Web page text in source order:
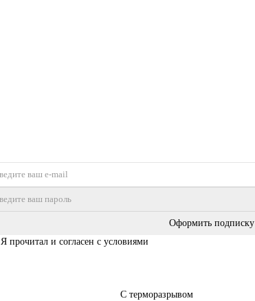
Оформить подписку
Я прочитал и согласен с условиями
С терморазрывом